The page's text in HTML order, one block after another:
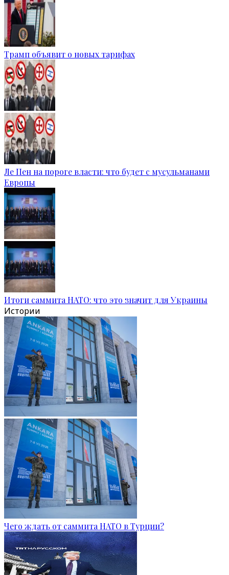
Трамп объявит о новых тарифах
Ле Пен на пороге власти: что будет с мусульманами
Европы
Итоги саммита НАТО: что это значит для Украины
Истории
Чего ждать от саммита НАТО в Турции?